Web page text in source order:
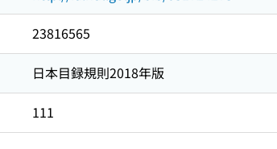
23816565
日本目録規則2018年版
111